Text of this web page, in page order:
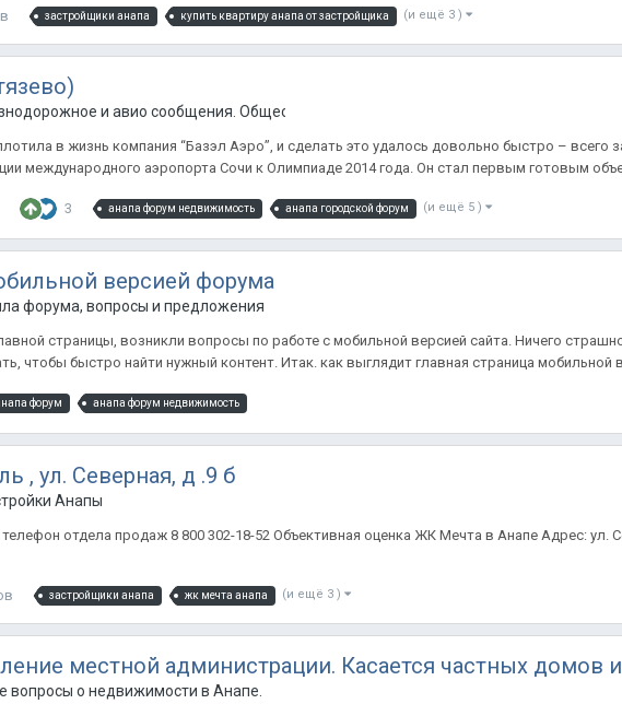
застройщики анапа купить квартиру анапа от застройщика (и ещё 3 )
и авио сообщения. Общественный транспорт в Анапе
в жизнь компания “Базэл Аэро”, и сделать это удалось довольно быстро – всего
международного аэропорта Сочи к Олимпиаде 2014 года. Он стал первым готовым
3 анапа форум недвижимость анапа городской форум (и ещё 5 )
версией форума
форума, вопросы и предложения
страницы, возникли вопросы по работе с мобильной версией сайта. Ничего
чтобы быстро найти нужный контент. Итак. как выглядит главная страница мобильной
форум анапа форум недвижимость
, ул. Северная, д .9 б
Анапы
отдела продаж 8 800 302-18-52 Объективная оценка ЖК Мечта в Анапе Адрес:
застройщики анапа жк мечта анапа (и ещё 3 )
местной администрации. Касается частных домов
вопросы о недвижимости в Анапе.